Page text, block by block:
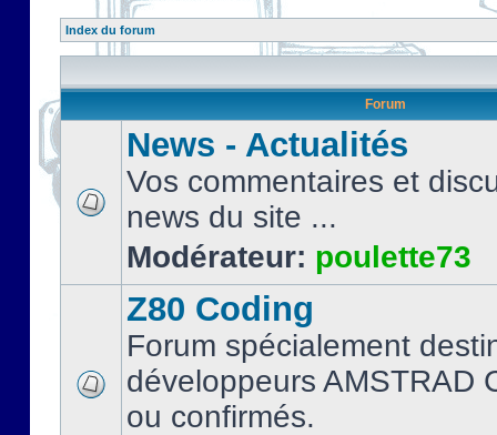
Index du forum
Forum
News - Actualités
Vos commentaires et
news du site ...
Modérateur: poulette73
Z80 Coding
Forum spécialement
développeurs AMSTRAD
ou confirmés.